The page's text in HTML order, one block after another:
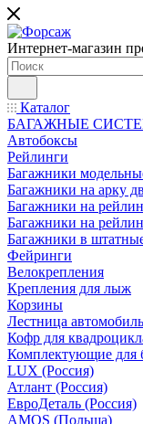
Интернет-магазин
Каталог
БАГАЖНЫЕ
Автобоксы
Рейлинги
Багажники
Багажники на арку
Багажники на
Багажники на
Багажники в
Фейринги
Велокрепления
Крепления для лыж
Корзины
Лестница
Кофр для
Комплектующие для
LUX (Россия)
Атлант (Россия)
ЕвроДеталь (Россия)
AMOS (Польша)